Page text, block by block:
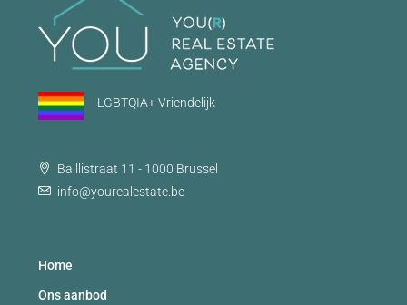
LGBTQIA+ Vriendelijk
Baillistraat 11 - 1000 Brussel
info@yourealestate.be
Home
Ons aanbod